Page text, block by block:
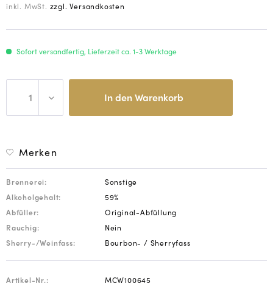
inkl. MwSt. zzgl. Versandkosten
Sofort versandfertig, Lieferzeit ca. 1-3 Werktage
In denWarenkorb
Merken
Brennerei:
Sonstige
Alkoholgehalt:
59%
Abfüller:
Original-Abfüllung
Rauchig:
Nein
Sherry-/Weinfass:
Bourbon- / Sherryfass
Artikel-Nr.: MCW100645